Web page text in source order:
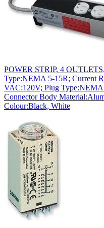
POWER STRIP, 4
Type:NEMA 5-15R; Current
VAC:120V; Plug Type:NEMA
Connector Body
Colour:Black, White